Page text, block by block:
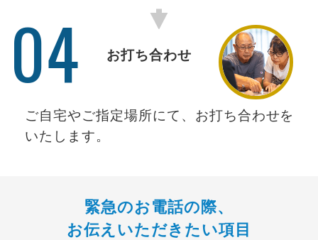
04 お打ち合わせ
ご自宅やご指定場所にて、お打ち合わせを
いたします。
緊急のお電話の際、
お伝えいただきたい項目